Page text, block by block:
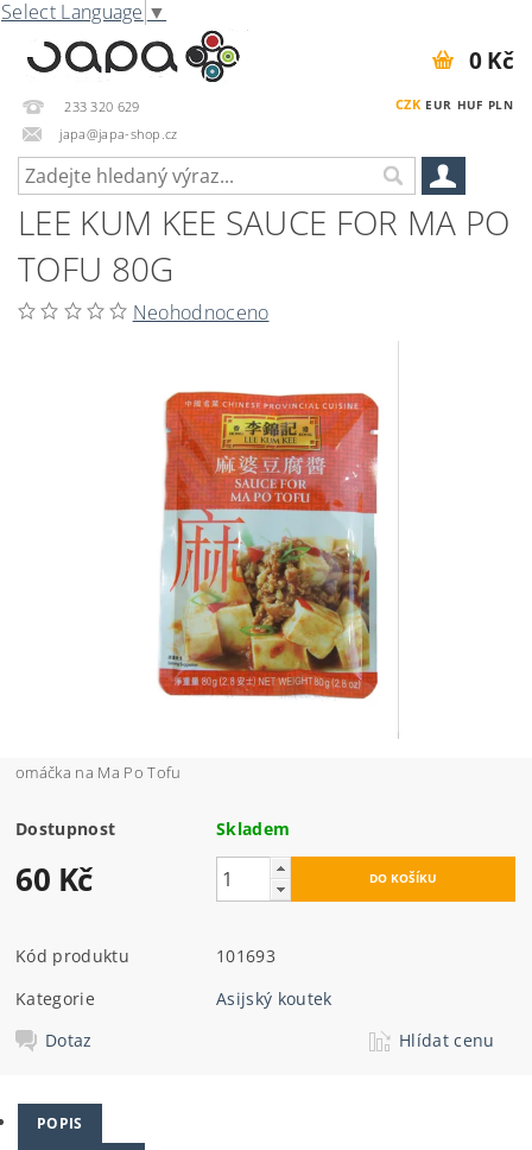
Select Language ▼
233 320 629
japa@japa-shop.cz
CZK EUR HUF PLN
0 Kč
LEE KUM KEE SAUCE FOR MA PO
TOFU 80G
Neohodnoceno
omáčka na Ma Po Tofu
Dostupnost Skladem
60 Kč
Kód produktu
101693
Kategorie
Asijský koutek
Dotaz
Hlídat cenu
POPIS